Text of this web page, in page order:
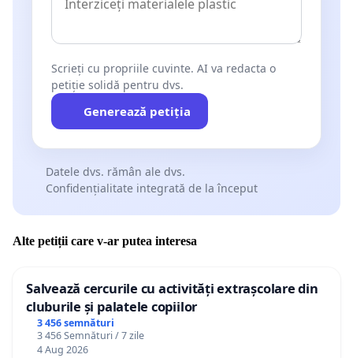
Scrieți cu propriile cuvinte. AI va redacta o
petiție solidă pentru dvs.
Generează petiția
Datele dvs. rămân ale dvs.
Confidențialitate integrată de la început
Alte petiții care v-ar putea interesa
Salvează cercurile cu activități extrașcolare din
cluburile și palatele copiilor
3 456 semnături
3 456 Semnături / 7 zile
4 Aug 2026